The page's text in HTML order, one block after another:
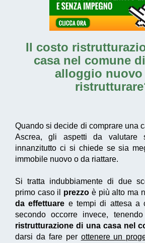
Il costo
casa nel comune
alloggio nuovo
Quando si decide di comprare una
Ascrea, gli aspetti da valutare
innanzitutto ci si chiede se sia
immobile nuovo o da riattare.
Si tratta indubbiamente di due
primo caso il prezzo è più alto ma
da effettuare e tempi di attesa a
secondo occorre invece,
ristrutturazione di una casa nel
darsi da fare per ottenere un